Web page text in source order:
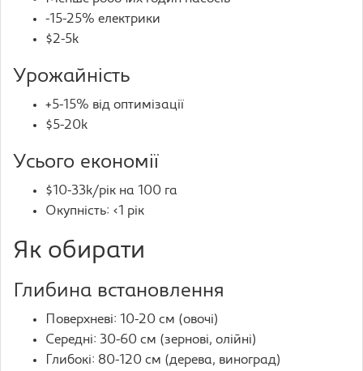
-15-25% електрики
$2-5k
Урожайність
+5-15% від оптимізації
$5-20k
Усього економії
$10-33k/рік на 100 га
Окупність: <1 рік
Як обирати
Глибина встановлення
Поверхневі: 10-20 см (овочі)
Середні: 30-60 см (зернові, олійні)
Глибокі: 80-120 см (дерева, виноград)